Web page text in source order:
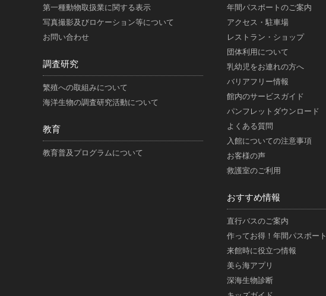
第一種動物取扱業に関する表示
写真撮影及びロケーション等について
お問い合わせ
調査研究
繁殖への取組みについて
海洋生物の調査研究活動について
教育
教育普及プログラムについて
年間パスポートのご案内
アクセス・駐車場
レストラン・ショップ
団体利用について
乳幼児をお連れの方へ
バリアフリー情報
館内のサービスガイド
パンフレットダウンロード
よくある質問
入館についての注意事項
お客様の声
救護室のご利用
おすすめ情報
直行バスのご案内
作ってお得！年間パスポート
来館時に役立つ情報
美ら海アプリ
深海生物診断